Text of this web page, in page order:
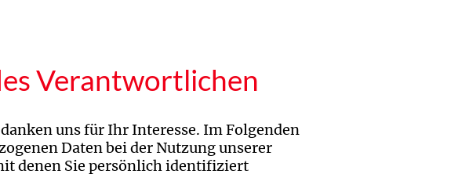
Verantwortlichen
uns für Ihr Interesse. Im Folgenden
Daten bei der Nutzung unserer
denen Sie persönlich identifiziert